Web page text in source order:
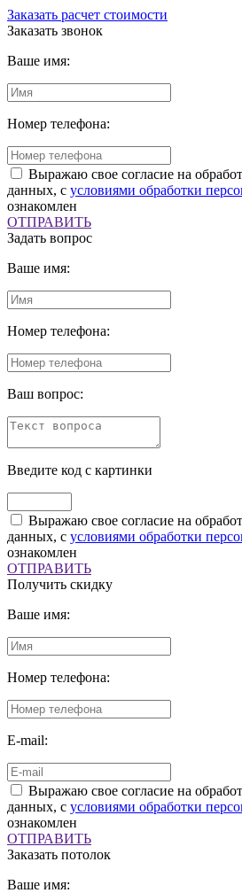
Заказать расчет стоимости
Заказать звонок
Ваше имя:
Номер телефона:
Выражаю свое согласие на
данных, с условиями обработки
ознакомлен
ОТПРАВИТЬ
Задать вопрос
Ваше имя:
Номер телефона:
Ваш вопрос:
Введите код с картинки
Выражаю свое согласие на
данных, с условиями обработки
ознакомлен
ОТПРАВИТЬ
Получить скидку
Ваше имя:
Номер телефона:
E-mail:
Выражаю свое согласие на
данных, с условиями обработки
ознакомлен
ОТПРАВИТЬ
Заказать потолок
Ваше имя: